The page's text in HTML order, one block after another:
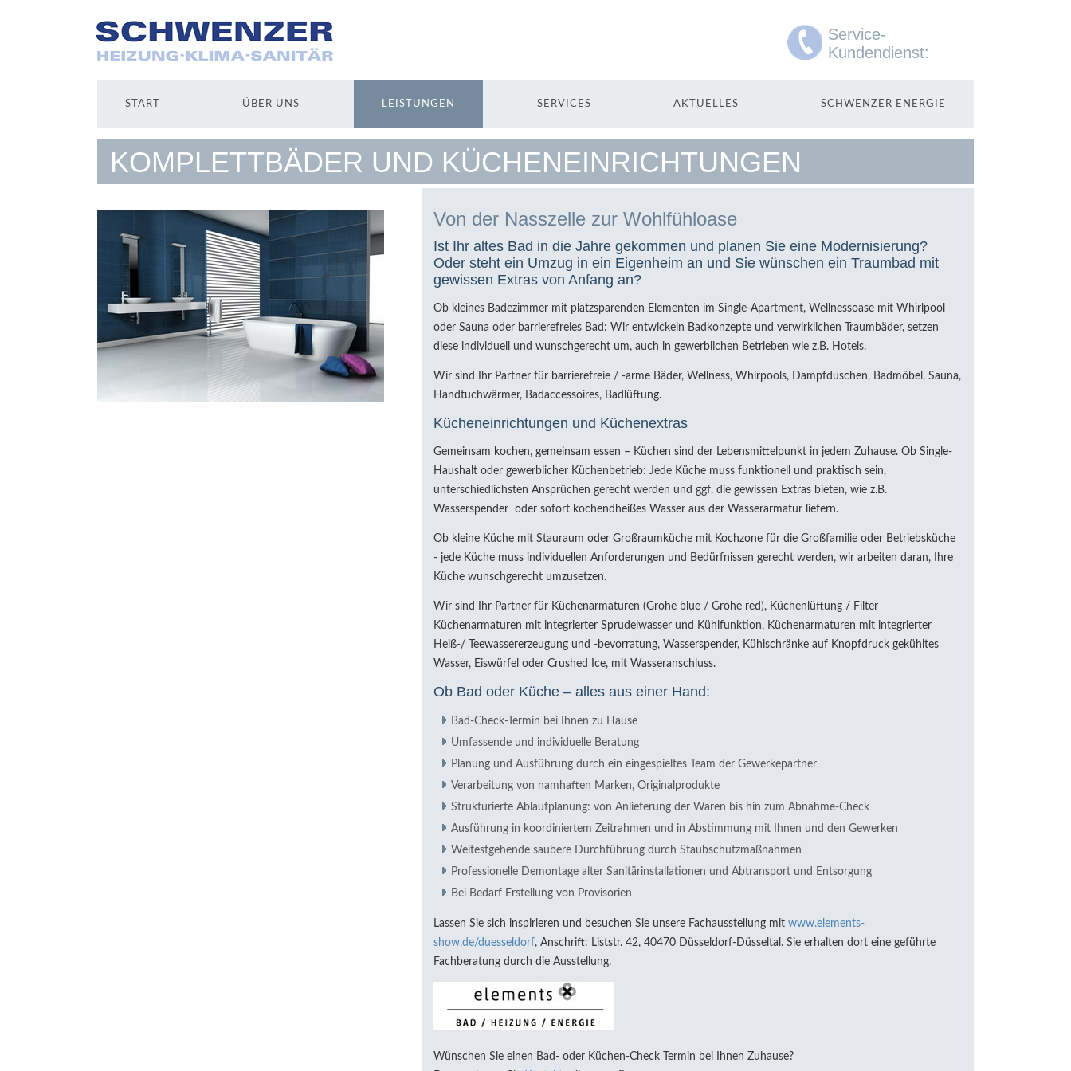
Service-
Kundendienst:
START ÜBER UNS LEISTUNGEN SERVICES AKTUELLES SCHWENZER ENERGIE
KOMPLETTBÄDER UND KÜCHENEINRICHTUNGEN
Von der Nasszelle zur Wohlfühloase
Ist Ihr altes Bad in die Jahre gekommen und planen Sie eine Modernisierung?
Oder steht ein Umzug in ein Eigenheim an und Sie wünschen ein Traumbad mit
gewissen Extras von Anfang an?
Ob kleines Badezimmer mit platzsparenden Elementen im Single-Apartment, Wellnessoase mit Whirlpool
oder Sauna oder barrierefreies Bad: Wir entwickeln Badkonzepte und verwirklichen Traumbäder, setzen
diese individuell und wunschgerecht um, auch in gewerblichen Betrieben wie z.B. Hotels.
Wir sind Ihr Partner für barrierefreie / -arme Bäder, Wellness, Whirpools, Dampfduschen, Badmöbel, Sauna,
Handtuchwärmer, Badaccessoires, Badlüftung.
Kücheneinrichtungen und Küchenextras
Gemeinsam kochen, gemeinsam essen – Küchen sind der Lebensmittelpunkt in jedem Zuhause. Ob Single-
Haushalt oder gewerblicher Küchenbetrieb: Jede Küche muss funktionell und praktisch sein,
unterschiedlichsten Ansprüchen gerecht werden und ggf. die gewissen Extras bieten, wie z.B.
Wasserspender oder sofort kochendheißes Wasser aus der Wasserarmatur liefern.
Ob kleine Küche mit Stauraum oder Großraumküche mit Kochzone für die Großfamilie oder Betriebsküche
- jede Küche muss individuellen Anforderungen und Bedürfnissen gerecht werden, wir arbeiten daran, Ihre
Küche wunschgerecht umzusetzen.
Wir sind Ihr Partner für Küchenarmaturen (Grohe blue / Grohe red), Küchenlüftung / Filter
Küchenarmaturen mit integrierter Sprudelwasser und Kühlfunktion, Küchenarmaturen mit integrierter
Heiß-/ Teewassererzeugung und -bevorratung, Wasserspender, Kühlschränke auf Knopfdruck gekühltes
Wasser, Eiswürfel oder Crushed Ice, mit Wasseranschluss.
Ob Bad oder Küche – alles aus einer Hand:
Bad-Check-Termin bei Ihnen zu Hause
Umfassende und individuelle Beratung
Planung und Ausführung durch ein eingespieltes Team der Gewerkepartner
Verarbeitung von namhaften Marken, Originalprodukte
Strukturierte Ablaufplanung: von Anlieferung der Waren bis hin zum Abnahme-Check
Ausführung in koordiniertem Zeitrahmen und in Abstimmung mit Ihnen und den Gewerken
Weitestgehende saubere Durchführung durch Staubschutzmaßnahmen
Professionelle Demontage alter Sanitärinstallationen und Abtransport und Entsorgung
Bei Bedarf Erstellung von Provisorien
Lassen Sie sich inspirieren und besuchen Sie unsere Fachausstellung mit www.elements-
show.de/duesseldorf, Anschrift: Liststr. 42, 40470 Düsseldorf-Düsseltal. Sie erhalten dort eine geführte
Fachberatung durch die Ausstellung.
Wünschen Sie einen Bad- oder Küchen-Check Termin bei Ihnen Zuhause?